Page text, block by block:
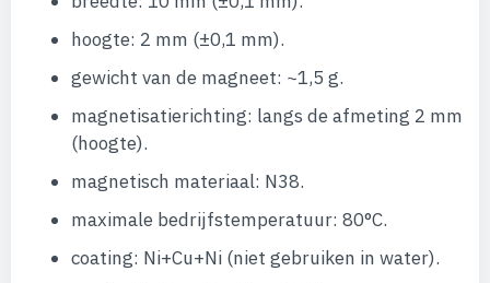
hoogte: 2 mm (±0,1 mm).
gewicht van de magneet: ~1,5 g.
magnetisatierichting: langs de afmeting 2 mm
(hoogte).
magnetisch materiaal: N38.
maximale bedrijfstemperatuur: 80°C.
coating: Ni+Cu+Ni (niet gebruiken in water).